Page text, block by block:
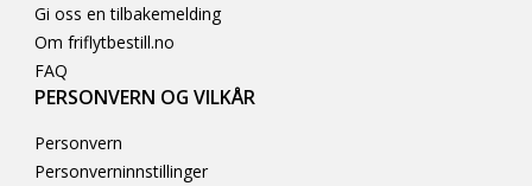
Gi oss en tilbakemelding
Om friflytbestill.no
FAQ
PERSONVERN OG VILKÅR
Personvern
Personverninnstillinger